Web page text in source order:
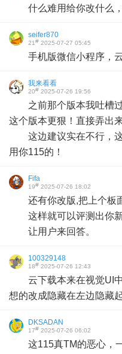
什么难用给你改什么
seifer870
21# 2025-07-27 05:45
手机版微信小程序，
我来看看
20# 2025-07-26 19:56
之前那个版本我吐槽
这个版本更狠！直接弄出
这边建议实在不行，
用你115的！
Fifa
19# 2025-07-26 18:02
还有你改版,把上个板
这样就可以评测出你
让用户来回答。
100329148
18# 2025-07-26 12:43
云下载本来在视觉UI
想的改成隐藏在左边隐藏
DKSADAN
17# 2025-07-26 06:02
这115真TM的恶心，